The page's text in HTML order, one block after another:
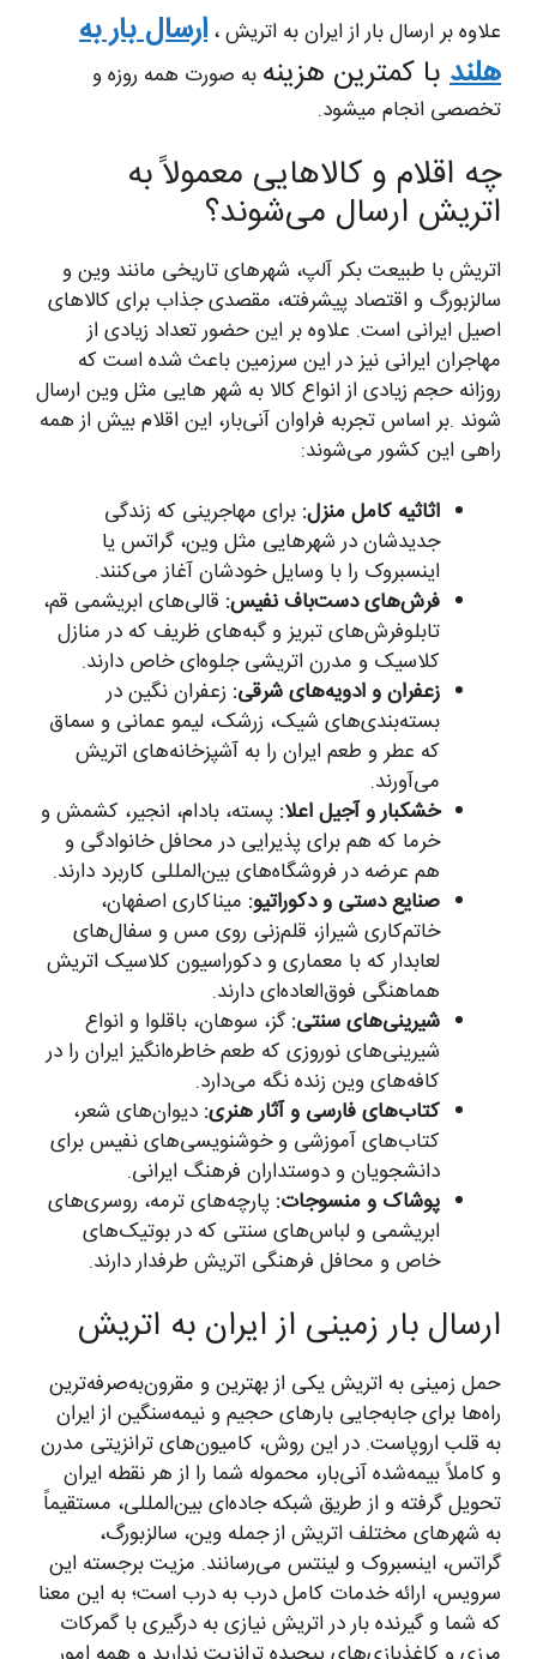
علاوه بر ارسال بار از ایران به اتریش ، ارسال بار به
هلند با کمترین هزینه به صورت همه روزه و
تخصصی انجام میشود.
چه اقلام و کالاهایی معمولاً به
اتریش ارسال می‌شوند؟
اتریش با طبیعت بکر آلپ، شهرهای تاریخی مانند وین و
سالزبورگ و اقتصاد پیشرفته، مقصدی جذاب برای کالاهای
اصیل ایرانی است. علاوه بر این حضور تعداد زیادی از
مهاجران ایرانی نیز در این سرزمین باعث شده است که
روزانه حجم زیادی از انواع کالا به شهر هایی مثل وین ارسال
شوند .بر اساس تجربه فراوان آنی‌بار، این اقلام بیش از همه
راهی این کشور می‌شوند:
اثاثیه کامل منزل: برای مهاجرینی که زندگی
جدیدشان در شهرهایی مثل وین، گراتس یا
اینسبروک را با وسایل خودشان آغاز می‌کنند.
فرش‌های دست‌باف نفیس: قالی‌های ابریشمی قم،
تابلوفرش‌های تبریز و گبه‌های ظریف که در منازل
کلاسیک و مدرن اتریشی جلو‌ه‌ای خاص دارند.
زعفران و ادویه‌های شرقی: زعفران نگین در
بسته‌بندی‌های شیک، زرشک، لیمو عمانی و سماق
که عطر و طعم ایران را به آشپزخانه‌های اتریش
می‌آورند.
خشکبار و آجیل اعلا: پسته، بادام، انجیر، کشمش و
خرما که هم برای پذیرایی در محافل خانوادگی و
هم عرضه در فروشگاه‌های بین‌المللی کاربرد دارند.
صنایع دستی و دکوراتیو: میناکاری اصفهان،
خاتم‌کاری شیراز، قلم‌زنی روی مس و سفال‌های
لعابدار که با معماری و دکوراسیون کلاسیک اتریش
هماهنگی فوق‌العاده‌ای دارند.
شیرینی‌های سنتی: گز، سوهان، باقلوا و انواع
شیرینی‌های نوروزی که طعم خاطره‌انگیز ایران را در
کافه‌های وین زنده نگه می‌دارد.
کتاب‌های فارسی و آثار هنری: دیوان‌های شعر،
کتاب‌های آموزشی و خوشنویسی‌های نفیس برای
دانشجویان و دوستداران فرهنگ ایرانی.
پوشاک و منسوجات: پارچه‌های ترمه، روسری‌های
ابریشمی و لباس‌های سنتی که در بوتیک‌های
خاص و محافل فرهنگی اتریش طرفدار دارند.
ارسال بار زمینی از ایران به اتریش
حمل زمینی به اتریش یکی از بهترین و مقرون‌به‌صرفه‌ترین
راه‌ها برای جابه‌جایی بارهای حجیم و نیمه‌سنگین از ایران
به قلب اروپاست. در این روش، کامیون‌های ترانزیتی مدرن
و کاملاً بیمه‌شده آنی‌بار، محموله شما را از هر نقطه ایران
تحویل گرفته و از طریق شبکه جاده‌ای بین‌المللی، مستقیماً
به شهرهای مختلف اتریش از جمله وین، سالزبورگ،
گراتس، اینسبروک و لینتس می‌رسانند. مزیت برجسته این
سرویس، ارائه خدمات کامل درب به درب است؛ به این معنا
که شما و گیرنده بار در اتریش نیازی به درگیری با گمرکات